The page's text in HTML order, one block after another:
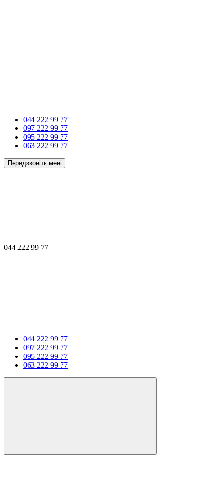
044 222 99 77
097 222 99 77
095 222 99 77
063 222 99 77
Передзвоніть мені
044 222 99 77
044 222 99 77
097 222 99 77
095 222 99 77
063 222 99 77